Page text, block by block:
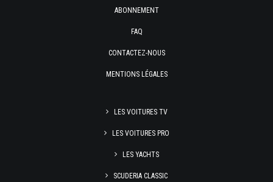
ABONNEMENT
FAQ
CONTACTEZ-NOUS
MENTIONS LÉGALES
LES VOITURES TV
LES VOITURES PRO
LES YACHTS
SCUDERIA CLASSIC